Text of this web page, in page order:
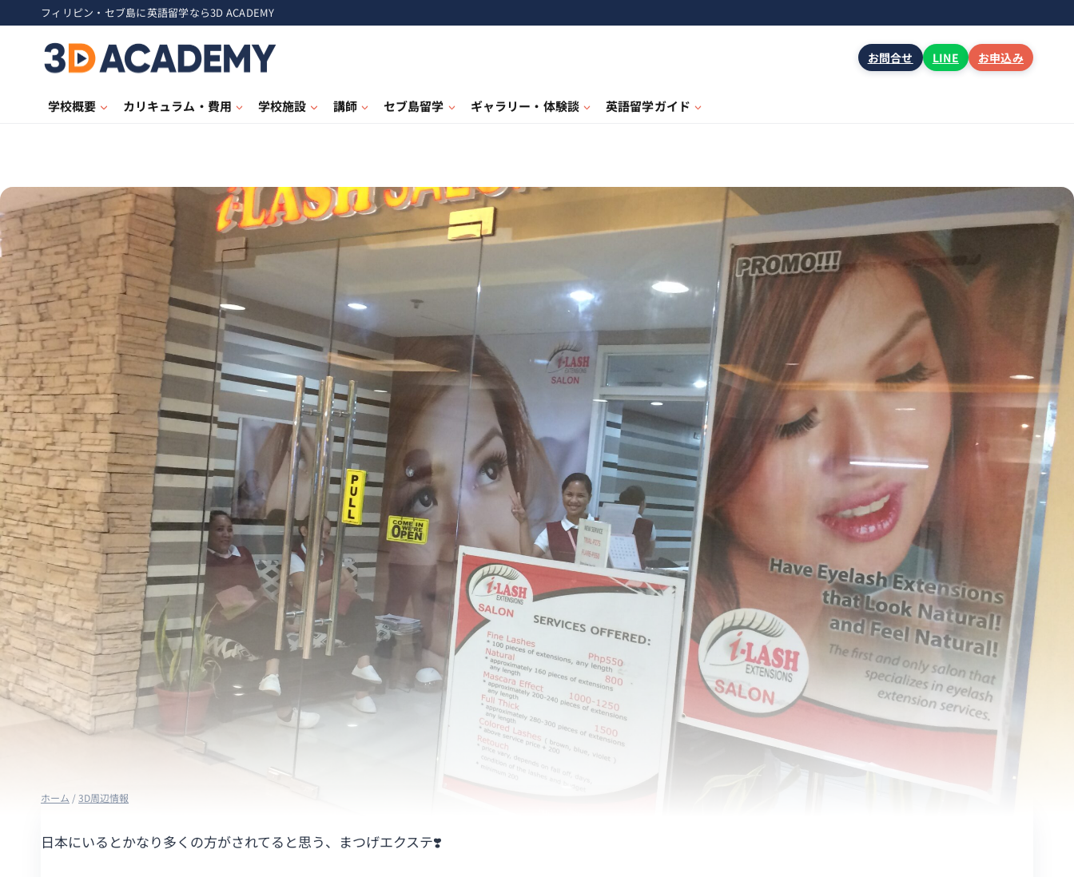
フィリピン・セブ島に英語留学なら3D ACADEMY
お問合せ LINE お申込み
学校概要 カリキュラム・費用 学校施設 講師 セブ島留学 ギャラリー・体験談 英語留学ガイド
ホーム /3D周辺情報
日本にいるとかなり多くの方がされてると思う、まつげエクステ❣️